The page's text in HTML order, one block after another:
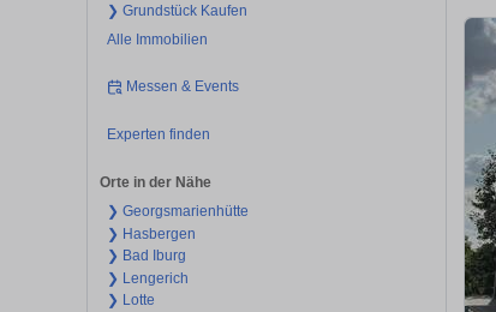
❯ Grundstück Kaufen
Alle Immobilien
Messen & Events
Experten finden
Orte in der Nähe
❯ Georgsmarienhütte
❯ Hasbergen
❯ Bad Iburg
❯ Lengerich
❯ Lotte